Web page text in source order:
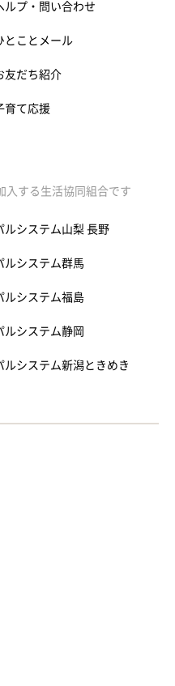
ルプ・問い合わせ
とことメール
友だち紹介
育て応援
入する生活協同組合です
ルシステム山梨 長野
ルシステム群馬
ルシステム福島
ルシステム静岡
ルシステム新潟ときめき